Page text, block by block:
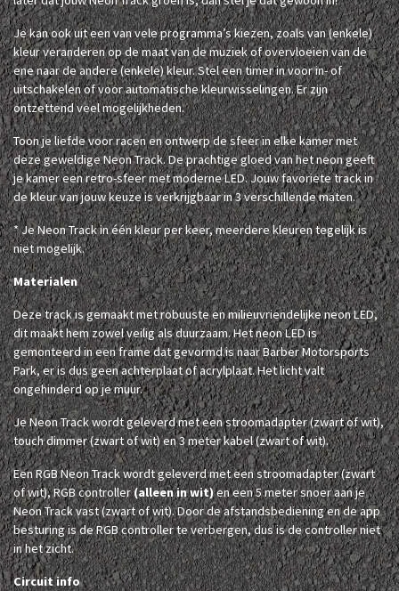
Je kan ook uit een van vele programma’s kiezen, zoals van (enkele)
kleur veranderen op de maat van de muziek of overvloeien van de
ene naar de andere (enkele) kleur. Stel een timer in voor in- of
uitschakelen of voor automatische kleurwisselingen. Er zijn
ontzettend veel mogelijkheden.
Toon je liefde voor racen en ontwerp de sfeer in elke kamer met
deze geweldige Neon Track. De prachtige gloed van het neon geeft
je kamer een retro-sfeer met moderne LED. Jouw favoriete track in
de kleur van jouw keuze is verkrijgbaar in 3 verschillende maten.
* Je Neon Track in één kleur per keer, meerdere kleuren tegelijk is
niet mogelijk.
Materialen
Deze track is gemaakt met robuuste en milieuvriendelijke neon LED,
dit maakt hem zowel veilig als duurzaam. Het neon LED is
gemonteerd in een frame dat gevormd is naar Barber Motorsports
Park, er is dus geen achterplaat of acrylplaat. Het licht valt
ongehinderd op je muur.
Je Neon Track wordt geleverd met een stroomadapter (zwart of wit),
touch dimmer (zwart of wit) en 3 meter kabel (zwart of wit).
Een RGB Neon Track wordt geleverd met een stroomadapter (zwart
of wit), RGB controller(alleen in wit)en een 5 meter snoer aan je
Neon Track vast (zwart of wit). Door de afstandsbediening en de app
besturing is de RGB controller te verbergen, dus is de controller niet
in het zicht.
Circuit info